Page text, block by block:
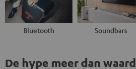
Bluetooth Soundbars
De hype meer dan waard